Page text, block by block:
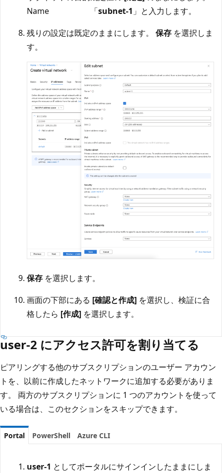
Name
「subnet-1 」と入力します。
残りの設定は既定のままにします。 保存 を選択しま
す。
保存 を選択します。
画面の下部にある [確認と作成] を選択し、検証に合
格したら [作成] を選択します。
user-2 にアクセス許可を割り当てる
ピアリングする他のサブスクリプションのユーザー アカウン
トを、以前に作成したネットワークに追加する必要がありま
す。 両方のサブスクリプションに 1 つのアカウントを使って
いる場合は、このセクションをスキップできます。
Portal PowerShell Azure CLI
user-1 としてポータルにサインインしたままにしま